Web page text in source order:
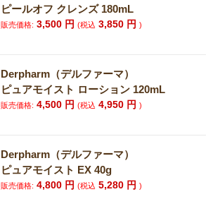
ピールオフ クレンズ 180mL
販売価格: 3,500 円(税込 3,850 円)
Derpharm（デルファーマ）
ピュアモイスト ローション 120mL
販売価格: 4,500 円(税込 4,950 円)
Derpharm（デルファーマ）
ピュアモイスト EX 40g
販売価格: 4,800 円(税込 5,280 円)